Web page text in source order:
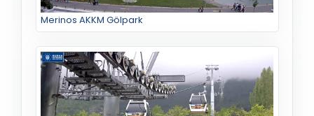
Merinos AKKM Gölpark